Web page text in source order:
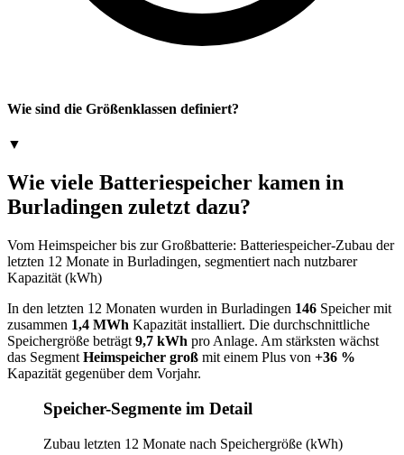
Wie sind die Größenklassen definiert?
▼
Wie viele Batteriespeicher kamen in
Burladingen zuletzt dazu?
Vom Heimspeicher bis zur Großbatterie: Batteriespeicher-Zubau der
letzten 12 Monate in Burladingen, segmentiert nach nutzbarer
Kapazität (kWh)
In den letzten 12 Monaten wurden in Burladingen 146 Speicher mit
zusammen 1,4 MWh Kapazität installiert. Die durchschnittliche
Speichergröße beträgt 9,7 kWh pro Anlage. Am stärksten wächst
das Segment Heimspeicher groß mit einem Plus von +36 %
Kapazität gegenüber dem Vorjahr.
Speicher-Segmente im Detail
Zubau letzten 12 Monate nach Speichergröße (kWh)